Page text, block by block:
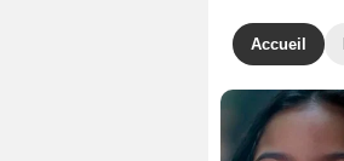
Accueil